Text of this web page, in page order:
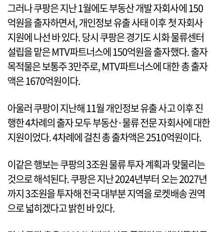
그러나 쿠팡은 지난 1월에도 부동산 개발 자회사에 150
억원을 출자하면서, 개인정보 유출 사태 이후 첫 자회사
지원에 나선 바 있다. 당시 쿠팡은 경기도 시화 물류센터
설립을 맡은 MTV파트너스에 150억원을 출자했다. 출자
목적물은 보통주 3만주로, MTV파트너스에 대한 총 출자
액은 1670억원이다.
아울러 쿠팡이 지난해 11월 개인정보 유출 사고 이후 진
행한 4차례의 출자 모두 부동산·물류 전문 자회사에 대한
지원이었다. 4차례에 걸친 총 출차액은 2510억원이다.
이같은 행보는 쿠팡의 3조원 물류 투자 계획과 맞물리는
것으로 해석된다. 쿠팡은 지난 2024년부터 오는 2027년
까지 3조원을 투자해 전국 대부분 지역을 로켓배송 권역
으로 넓히겠다고 밝힌 바 있다.